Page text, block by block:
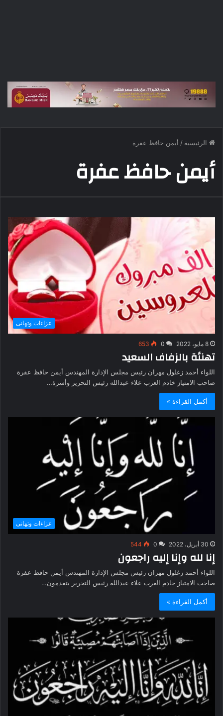
الرئيسية / أيمن حافظ عفرة
أيمن حافظ عفرة
عزاءات وتهانى
8 مايو، 2022 0
653
تهنئة بالزفاف السعيد
اللواء أحمد زغلول مهران رئيس مجلس الإدارة المهندس أيمن حافظ عفرة
صاحب الامتياز خادم العرب علاء عبدالله رئيس التحرير وأسرة…
أكمل القراءة »
عزاءات وتهانى
30 أبريل، 2022 0
544
إنا لله وإنا إليه راجعون
اللواء أحمد زغلول مهران رئيس مجلس الإدارة المهندس أيمن حافظ عفرة
صاحب الامتياز خادم العرب علاء عبدالله رئيس التحرير يتقدمون…
أكمل القراءة »